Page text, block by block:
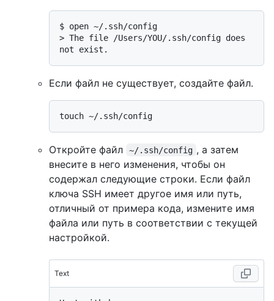
$ open ~/.ssh/config
> The file /Users/YOU/.ssh/config does
not exist.
Если файл не существует, создайте файл.
Откройте файл ~/.ssh/config , а затем
внесите в него изменения, чтобы он
содержал следующие строки. Если файл
ключа SSH имеет другое имя или путь,
отличный от примера кода, измените имя
файла или путь в соответствии с текущей
настройкой.
Text